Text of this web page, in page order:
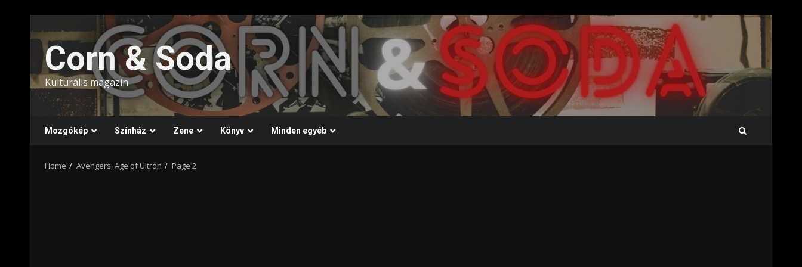
to
content
Corn & Soda
Kulturális magazin
Mozgókép Színház Zene Könyv Minden egyéb
Home Avengers: Age of Ultron Page 2